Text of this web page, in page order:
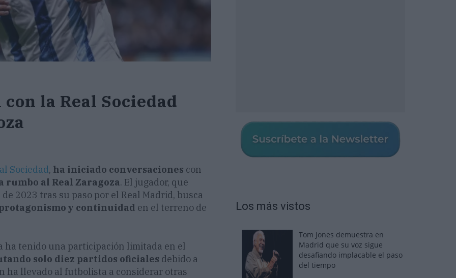
la Real Sociedad
Sociedad, ha iniciado conversaciones con
al Real Zaragoza. El jugador, que
2023 tras su paso por el Real Madrid, busca
y continuidad en el terreno de
ha tenido una participación limitada en el
solo diez partidos oficiales debido a
ha llevado al futbolista a considerar otras
Los más vistos
Tom Jones demuestra en
Madrid que su voz sigue
desafiando implacable el paso
del tiempo